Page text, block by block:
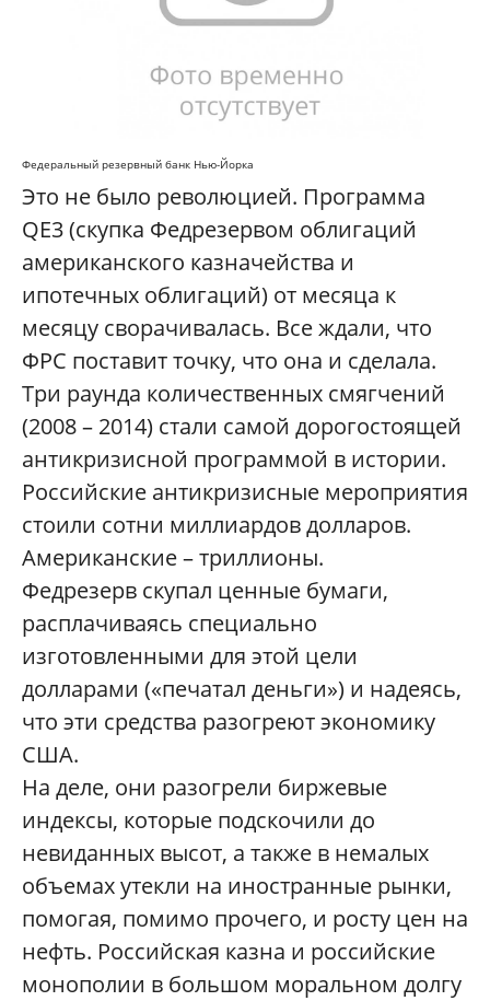
Федеральный резервный банк Нью-Йорка
Это не было революцией. Программа
QE3 (скупка Федрезервом облигаций
американского казначейства и
ипотечных облигаций) от месяца к
месяцу сворачивалась. Все ждали, что
ФРС поставит точку, что она и сделала.
Три раунда количественных смягчений
(2008 – 2014) стали самой дорогостоящей
антикризисной программой в истории.
Российские антикризисные мероприятия
стоили сотни миллиардов долларов.
Американские – триллионы.
Федрезерв скупал ценные бумаги,
расплачиваясь специально
изготовленными для этой цели
долларами («печатал деньги») и надеясь,
что эти средства разогреют экономику
США.
На деле, они разогрели биржевые
индексы, которые подскочили до
невиданных высот, а также в немалых
объемах утекли на иностранные рынки,
помогая, помимо прочего, и росту цен на
нефть. Российская казна и российские
монополии в большом моральном долгу